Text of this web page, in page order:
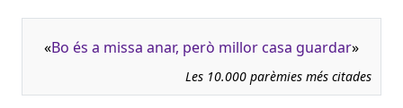
«Bo és a missa anar, però millor casa guardar»
Les 10.000 parèmies més citades